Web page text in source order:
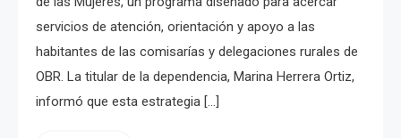
servicios de atención, orientación y apoyo a las
habitantes de las comisarías y delegaciones rurales de
OBR. La titular de la dependencia, Marina Herrera Ortiz,
informó que esta estrategia […]